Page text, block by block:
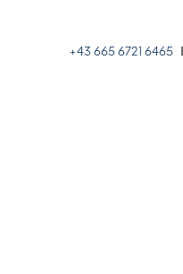
+43 665 6721 6465